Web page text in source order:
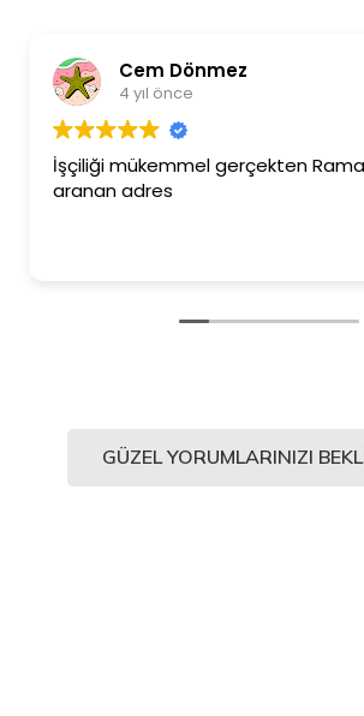
Cem Dönmez
4 yıl önce
İşçiliği mükemmel gerçekten
aranan adres
GÜZEL YORUMLARINIZI